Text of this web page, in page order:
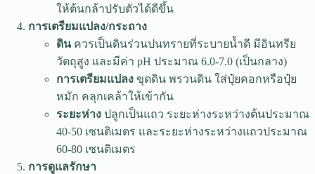
ให้ต้นกล้าปรับตัวได้ดีขึ้น
การเตรียมแปลง/กระถาง
ดินควรเป็นดินร่วนปนทรายที่ระบายน้ำดี มีอินทรีย
วัตถุสูง และมีค่า pH ประมาณ 6.0-7.0 (เป็นกลาง)
การเตรียมแปลง ขุดดิน พรวนดิน ใส่ปุ๋ยคอกหรือปุ๋ย
หมัก คลุกเคล้าให้เข้ากัน
ระยะห่าง ปลูกเป็นแถว ระยะห่างระหว่างต้นประมาณ
40-50 เซนติเมตร และระยะห่างระหว่างแถวประมาณ
60-80 เซนติเมตร
การดูแลรักษา